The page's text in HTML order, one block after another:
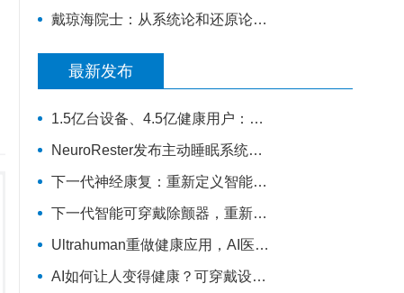
戴琼海院士：从系统论和还原论谈智能中医的发展
最新发布
1.5亿台设备、4.5亿健康用户：华为如何把规模变成数据
NeuroRester发布主动睡眠系统，AI医疗可穿戴从记录走向反馈
下一代神经康复：重新定义智能可穿戴设备
下一代智能可穿戴除颤器，重新定义院外心脏急救
Ultrahuman重做健康应用，AI医疗穿戴从“看数据”转向“给行动”
AI如何让人变得健康？可穿戴设备成关键技术支撑